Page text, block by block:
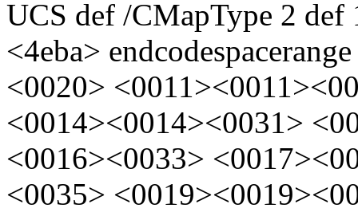
UCS def /CMapType 2 def
<4eba>
<0020>
<0014><0014><0031>
<0016><0033>
<0035>